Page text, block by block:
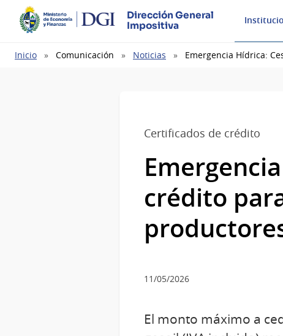
Dirección General
Impositiva
Ruta
Inicio Comunicación Noticias Emergencia Hídrica:
Certificados de crédito
crédito
11/05/2026
El monto máximo a